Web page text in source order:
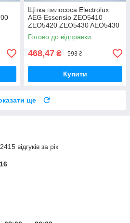
Щітка пилососа Electrolux
AEG Essensio ZEO5410
ZEO5420 ZEO5430 AEO5430
ZEO5432 двохрежимна
Готово до відправки
468,47 ₴ 593 ₴
Купити
ще
відгуків за рік